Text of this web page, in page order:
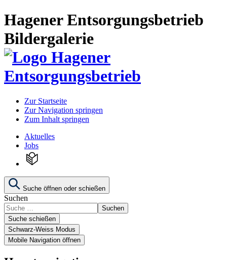
Hagener Entsorgungsbetrieb
Bildergalerie
Zur Startseite
Zur Navigation springen
Zum Inhalt springen
Aktuelles
Jobs
Suche öffnen oder schießen
Suchen
Suchen
Suche schießen
Schwarz-Weiss Modus
Mobile Navigation öffnen